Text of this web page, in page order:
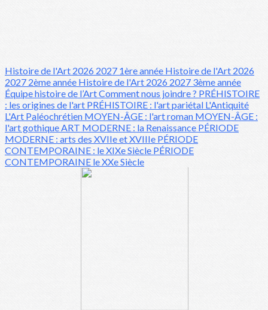
Histoire de l'Art 2026 2027 1ère année Histoire de l'Art 2026
2027 2ème année Histoire de l'Art 2026 2027 3ème année
Équipe histoire de l’ArtComment nous joindre ? PRÉHISTOIRE
: les origines de l'art PRÉHISTOIRE : l'art pariétal L'Antiquité
L'Art Paléochrétien MOYEN-ÂGE : l'art roman MOYEN-ÂGE :
l'art gothiqueART MODERNE : la Renaissance PÉRIODE
MODERNE : arts des XVIIe et XVIIIe PÉRIODE
CONTEMPORAINE : le XIXe Siècle PÉRIODE
CONTEMPORAINE le XXe Siècle